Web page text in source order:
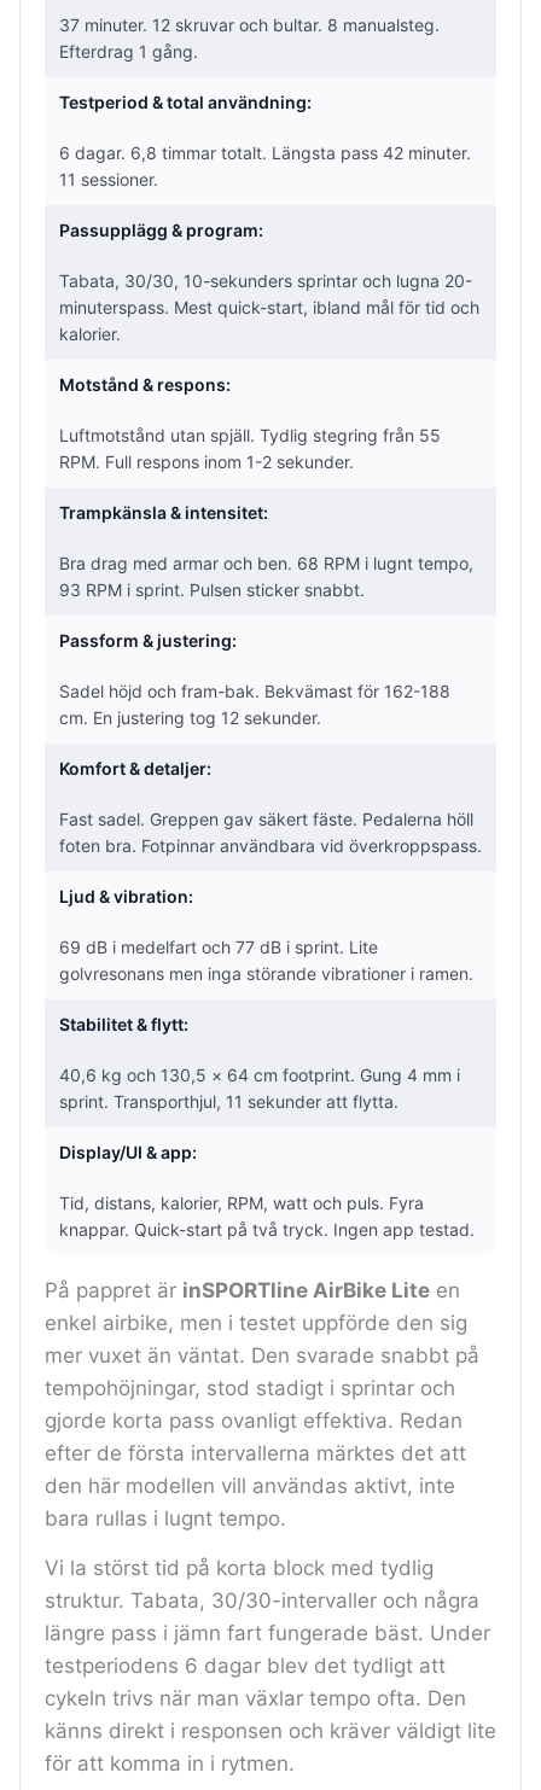
37 minuter. 12 skruvar och bultar. 8 manualsteg.
Efterdrag 1 gång.
Testperiod & total användning:
6 dagar. 6,8 timmar totalt. Längsta pass 42 minuter.
11 sessioner.
Passupplägg & program:
Tabata, 30/30, 10-sekunders sprintar och lugna 20-
minuterspass. Mest quick-start, ibland mål för tid och
kalorier.
Motstånd & respons:
Luftmotstånd utan spjäll. Tydlig stegring från 55
RPM. Full respons inom 1-2 sekunder.
Trampkänsla & intensitet:
Bra drag med armar och ben. 68 RPM i lugnt tempo,
93 RPM i sprint. Pulsen sticker snabbt.
Passform & justering:
Sadel höjd och fram-bak. Bekvämast för 162-188
cm. En justering tog 12 sekunder.
Komfort & detaljer:
Fast sadel. Greppen gav säkert fäste. Pedalerna höll
foten bra. Fotpinnar användbara vid överkroppspass.
Ljud & vibration:
69 dB i medelfart och 77 dB i sprint. Lite
golvresonans men inga störande vibrationer i ramen.
Stabilitet & flytt:
40,6 kg och 130,5 × 64 cm footprint. Gung 4 mm i
sprint. Transporthjul, 11 sekunder att flytta.
Display/UI & app:
Tid, distans, kalorier, RPM, watt och puls. Fyra
knappar. Quick-start på två tryck. Ingen app testad.
På pappret är inSPORTline AirBike Lite en
enkel airbike, men i testet uppförde den sig
mer vuxet än väntat. Den svarade snabbt på
tempohöjningar, stod stadigt i sprintar och
gjorde korta pass ovanligt effektiva. Redan
efter de första intervallerna märktes det att
den här modellen vill användas aktivt, inte
bara rullas i lugnt tempo.
Vi la störst tid på korta block med tydlig
struktur. Tabata, 30/30-intervaller och några
längre pass i jämn fart fungerade bäst. Under
testperiodens 6 dagar blev det tydligt att
cykeln trivs när man växlar tempo ofta. Den
känns direkt i responsen och kräver väldigt lite
för att komma in i rytmen.